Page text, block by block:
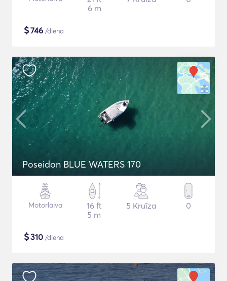
6 m
$746 /diena
Poseidon BLUE WATERS 170
Motorlaiva
16 ft
5 m
5 Kruīza 0
$310 /diena